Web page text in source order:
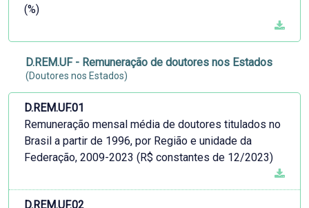
(%)
D.REM.UF - Remuneração de doutores nos Estados
(Doutores nos Estados)
D.REM.UF.01
Remuneração mensal média de doutores titulados no
Brasil a partir de 1996, por Região e unidade da
Federação, 2009-2023 (R$ constantes de 12/2023)
D.REM.UF.02